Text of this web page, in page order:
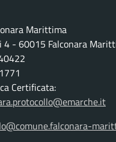
Marittima
4 - 60015 Falconara
Certificata: